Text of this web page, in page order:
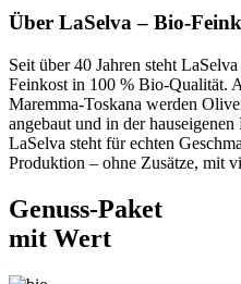
Über LaSelva – Bio-
Seit über 40 Jahren steht
Feinkost in 100 % Bio-Qualität.
Maremma-Toskana werden
angebaut und in der
LaSelva steht für echten
Produktion – ohne Zusätze, mit
Genuss-Paket
mit Wert